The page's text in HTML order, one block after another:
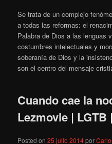
Se trata de un complejo
a todas las reformas: el
Palabra de Dios a las lenguas
costumbres intelectuales y
soberanía de Dios y la
son el centro del mensaje
Cuando cae la
Lezmovie | LGTB
Posted on25 julio 2014por